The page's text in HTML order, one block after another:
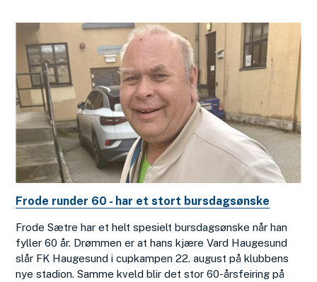
Frode runder 60 - har et stort bursdagsønske
Frode Sætre har et helt spesielt bursdagsønske når han
fyller 60 år. Drømmen er at hans kjære Vard Haugesund
slår FK Haugesund i cupkampen 22. august på klubbens
nye stadion. Samme kveld blir det stor 60-årsfeiring på